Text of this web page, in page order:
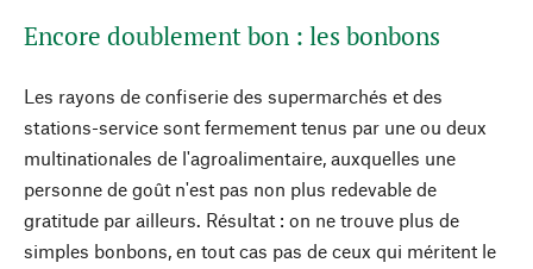
Encore doublement bon : les bonbons
Les rayons de confiserie des supermarchés et des
stations-service sont fermement tenus par une ou deux
multinationales de l'agroalimentaire, auxquelles une
personne de goût n'est pas non plus redevable de
gratitude par ailleurs. Résultat : on ne trouve plus de
simples bonbons, en tout cas pas de ceux qui méritent le